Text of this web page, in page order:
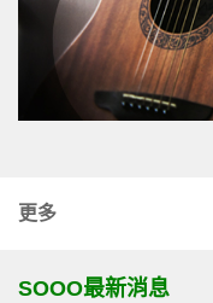
更多
SOOO最新消息